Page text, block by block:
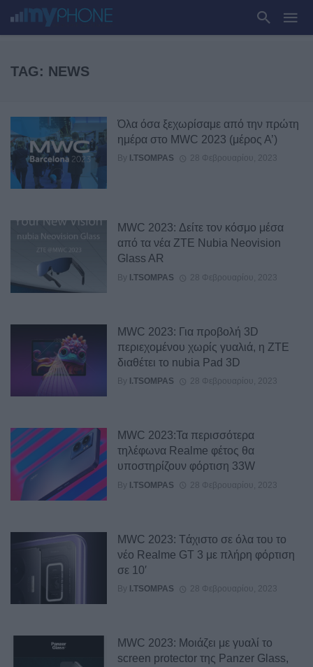
TAG: NEWS
Όλα όσα ξεχωρίσαμε από την πρώτη
ημέρα στο MWC 2023 (μέρος Α’)
By I.TSOMPAS 28 Φεβρουαρίου, 2023
MWC 2023: Δείτε τον κόσμο μέσα
από τα νέα ZTE Nubia Neovision
Glass AR
By I.TSOMPAS 28 Φεβρουαρίου, 2023
MWC 2023: Για προβολή 3D
περιεχομένου χωρίς γυαλιά, η ZTE
διαθέτει το nubia Pad 3D
By I.TSOMPAS 28 Φεβρουαρίου, 2023
MWC 2023:Τα περισσότερα
τηλέφωνα Realme φέτος θα
υποστηρίζουν φόρτιση 33W
By I.TSOMPAS 28 Φεβρουαρίου, 2023
MWC 2023: Tάχιστο σε όλα του το
νέο Realme GT 3 με πλήρη φόρτιση
σε 10′
By I.TSOMPAS 28 Φεβρουαρίου, 2023
MWC 2023: Μοιάζει με γυαλί το
screen protector της Panzer Glass,